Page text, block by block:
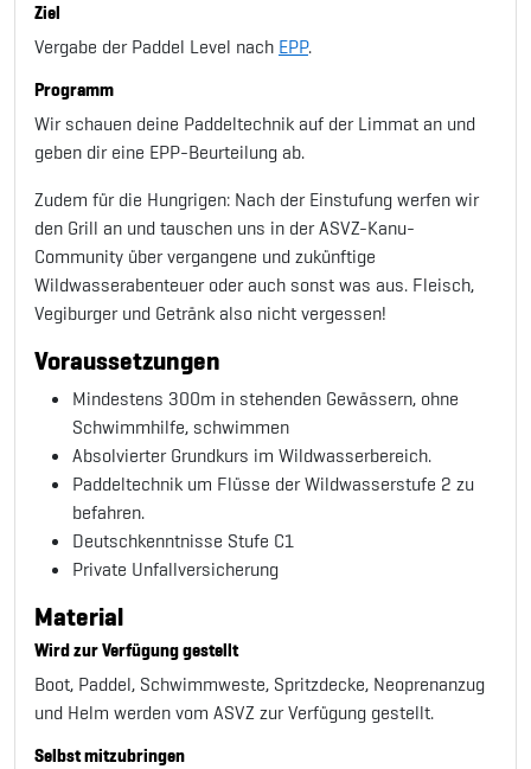
Ziel
Vergabe der Paddel Level nach EPP.
Programm
Wir schauen deine Paddeltechnik auf der Limmat an und
geben dir eine EPP-Beurteilung ab.
Zudem für die Hungrigen: Nach der Einstufung werfen wir
den Grill an und tauschen uns in der ASVZ-Kanu-
Community über vergangene und zukünftige
Wildwasserabenteuer oder auch sonst was aus. Fleisch,
Vegiburger und Getränk also nicht vergessen!
Voraussetzungen
Mindestens 300m in stehenden Gewässern, ohne
Schwimmhilfe, schwimmen
Absolvierter Grundkurs im Wildwasserbereich.
Paddeltechnik um Flüsse der Wildwasserstufe 2 zu
befahren.
Deutschkenntnisse Stufe C1
Private Unfallversicherung
Material
Wird zur Verfügung gestellt
Boot, Paddel, Schwimmweste, Spritzdecke, Neoprenanzug
und Helm werden vom ASVZ zur Verfügung gestellt.
Selbst mitzubringen